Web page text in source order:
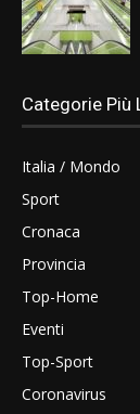
Categorie Più
Italia / Mondo
Sport
Cronaca
Provincia
Top-Home
Eventi
Top-Sport
Coronavirus